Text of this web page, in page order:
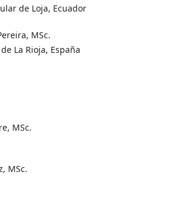
de Loja, Ecuador
MSc.
La Rioja, España
MSc.
MSc.